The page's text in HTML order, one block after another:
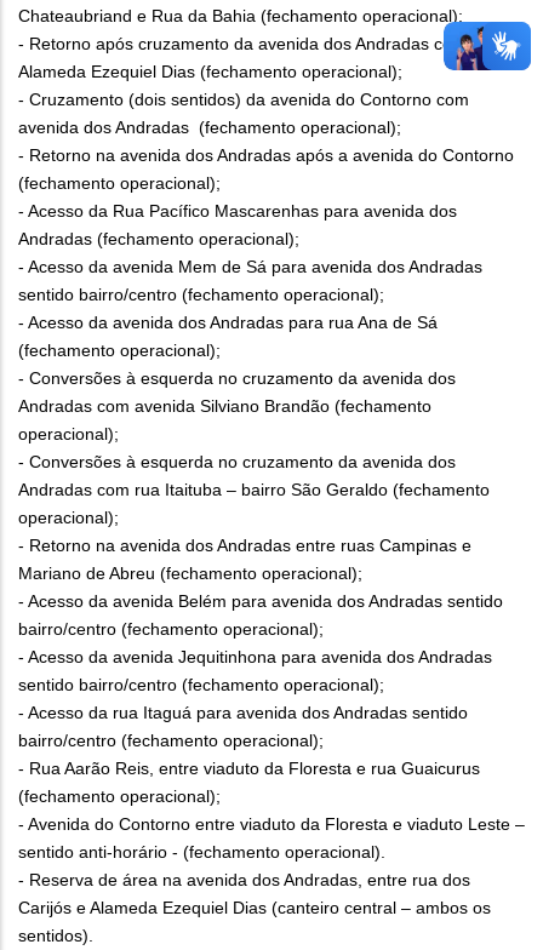
Chateaubriand e Rua da Bahia (fechamento operacional);
- Retorno após cruzamento da avenida dos Andradas com
Alameda Ezequiel Dias (fechamento operacional);
- Cruzamento (dois sentidos) da avenida do Contorno com
avenida dos Andradas (fechamento operacional);
- Retorno na avenida dos Andradas após a avenida do Contorno
(fechamento operacional);
- Acesso da Rua Pacífico Mascarenhas para avenida dos
Andradas (fechamento operacional);
- Acesso da avenida Mem de Sá para avenida dos Andradas
sentido bairro/centro (fechamento operacional);
- Acesso da avenida dos Andradas para rua Ana de Sá
(fechamento operacional);
- Conversões à esquerda no cruzamento da avenida dos
Andradas com avenida Silviano Brandão (fechamento
operacional);
- Conversões à esquerda no cruzamento da avenida dos
Andradas com rua Itaituba – bairro São Geraldo (fechamento
operacional);
- Retorno na avenida dos Andradas entre ruas Campinas e
Mariano de Abreu (fechamento operacional);
- Acesso da avenida Belém para avenida dos Andradas sentido
bairro/centro (fechamento operacional);
- Acesso da avenida Jequitinhona para avenida dos Andradas
sentido bairro/centro (fechamento operacional);
- Acesso da rua Itaguá para avenida dos Andradas sentido
bairro/centro (fechamento operacional);
- Rua Aarão Reis, entre viaduto da Floresta e rua Guaicurus
(fechamento operacional);
- Avenida do Contorno entre viaduto da Floresta e viaduto Leste –
sentido anti-horário - (fechamento operacional).
- Reserva de área na avenida dos Andradas, entre rua dos
Carijós e Alameda Ezequiel Dias (canteiro central – ambos os
sentidos).